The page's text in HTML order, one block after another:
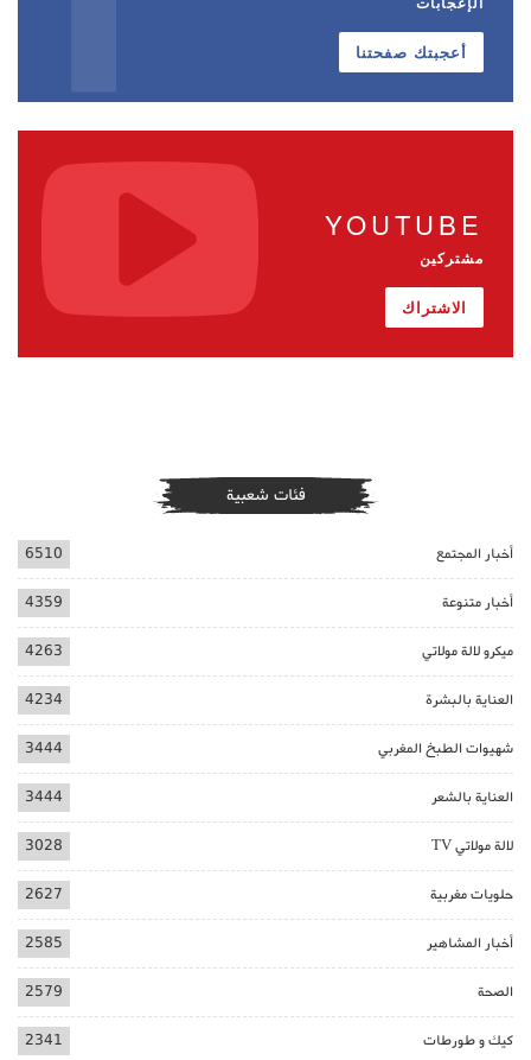
أعجبتك صفحتنا
YOUTUBE
مشتركين
الاشتراك
فئات شعبية
أخبار المجتمع 6510
أخبار متنوعة 4359
ميكرو لالة مولاتي 4263
العناية بالبشرة 4234
شهيوات الطبخ المغربي 3444
العناية بالشعر 3444
لالة مولاتي TV 3028
حلويات مغربية 2627
أخبار المشاهير 2585
الصحة 2579
كيك و طورطات 2341